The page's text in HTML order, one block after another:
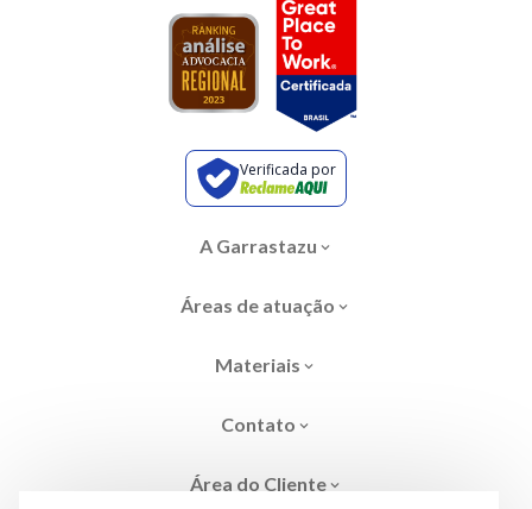
Verificada por
A Garrastazu
Áreas de atuação
Materiais
Contato
Área do Cliente